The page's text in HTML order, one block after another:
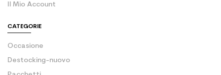
Il Mio Account
CATEGORIE
Occasione
Destocking-nuovo